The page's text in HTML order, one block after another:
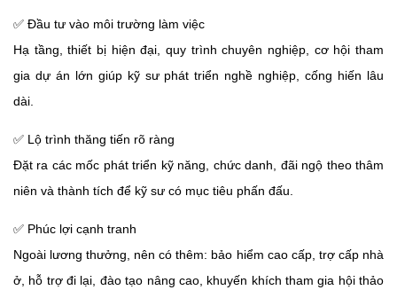
✅ Đầu tư vào môi trường làm việc
Hạ tầng, thiết bị hiện đại, quy trình chuyên nghiệp, cơ hội tham
gia dự án lớn giúp kỹ sư phát triển nghề nghiệp, cống hiến lâu
dài.
✅ Lộ trình thăng tiến rõ ràng
Đặt ra các mốc phát triển kỹ năng, chức danh, đãi ngộ theo thâm
niên và thành tích để kỹ sư có mục tiêu phấn đấu.
✅ Phúc lợi cạnh tranh
Ngoài lương thưởng, nên có thêm: bảo hiểm cao cấp, trợ cấp nhà
ở, hỗ trợ đi lại, đào tạo nâng cao, khuyến khích tham gia hội thảo